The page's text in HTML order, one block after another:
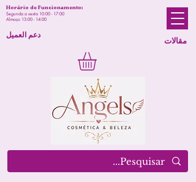
مقالات
Horário de Funcionamento:
Segunda a sexta 10:00 - 17:00
Almoço 13:00 - 14:00
دعم العميل